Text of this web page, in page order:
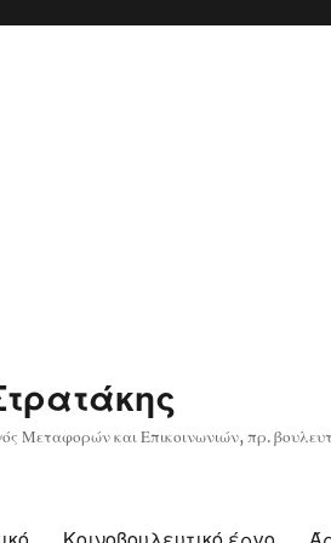
Μεταφορών και Επικοινωνιών, πρ.